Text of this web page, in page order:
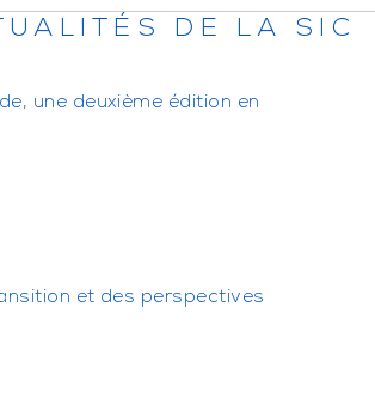
DE LA SIC
une deuxième édition en
et des perspectives